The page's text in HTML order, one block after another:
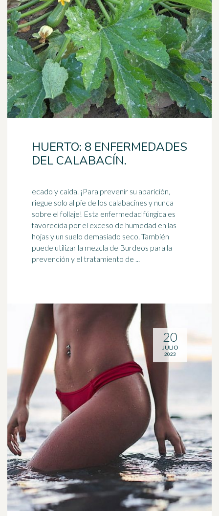
HUERTO: 8 ENFERMEDADES
DEL CALABACÍN.
ecado y caída. ¡Para prevenir su aparición,
riegue solo al pie de los calabacines y nunca
sobre el follaje! Esta enfermedad fúngica es
favorecida por el exceso de humedad en las
hojas y un suelo demasiado seco. También
puede utilizar la mezcla de Burdeos para la
prevención y el tratamiento de ...
20
JULIO
2023